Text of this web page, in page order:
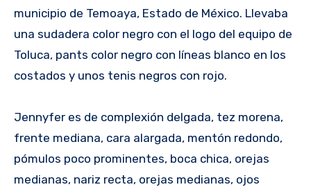
municipio de Temoaya, Estado de México. Llevaba
una sudadera color negro con el logo del equipo de
Toluca, pants color negro con líneas blanco en los
costados y unos tenis negros con rojo.
Jennyfer es de complexión delgada, tez morena,
frente mediana, cara alargada, mentón redondo,
pómulos poco prominentes, boca chica, orejas
medianas, nariz recta, orejas medianas, ojos